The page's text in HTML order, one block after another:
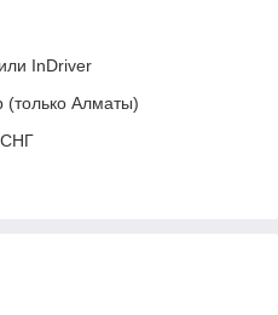
InDriver
(только Алматы)
СНГ